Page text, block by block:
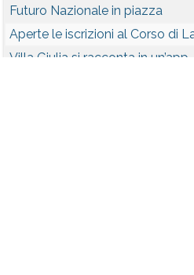
Futuro Nazionale in piazza
Aperte le iscrizioni al Corso di
Villa Giulia si racconta in un’app